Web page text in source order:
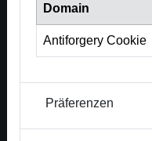
Eine Plattform der Crowd
Crowd Solutions AG
Bellevueweg 42
Kontakt
Domain
Antiforgery Cookie
Präferenzen